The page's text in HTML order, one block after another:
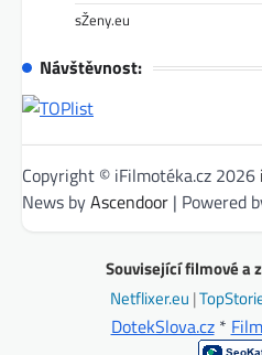
sŽeny.eu
Návštěvnost:
Copyright © iFilmotéka.cz 2026
News byAscendoor | Powered
Související filmové a
Netflixer.eu |
DotekSlova.cz*